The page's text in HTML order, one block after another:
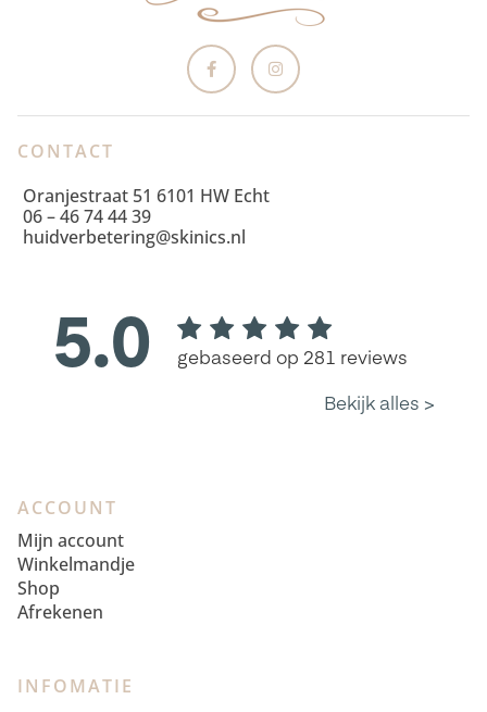
CONTACT
Oranjestraat 51 6101 HW Echt
06 – 46 74 44 39
huidverbetering@skinics.nl
ACCOUNT
Mijn account
Winkelmandje
Shop
Afrekenen
INFOMATIE